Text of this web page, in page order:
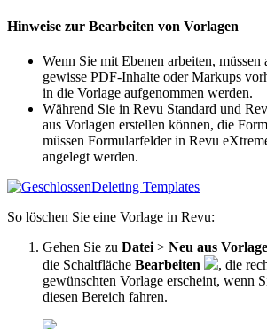
Hinweise zur Bearbeiten von Vorlagen
Wenn Sie mit Ebenen arbeiten, müssen
gewisse PDF-Inhalte oder Markups
in die Vorlage aufgenommen werden.
Während Sie in Revu Standard und
aus Vorlagen erstellen können, die
müssen Formularfelder in Revu
angelegt werden.
Deleting Templates
So löschen Sie eine Vorlage in Revu:
Gehen Sie zu Datei > Neu aus Vorlage
die Schaltfläche Bearbeiten
, die
gewünschten Vorlage erscheint, wenn
diesen Bereich fahren.